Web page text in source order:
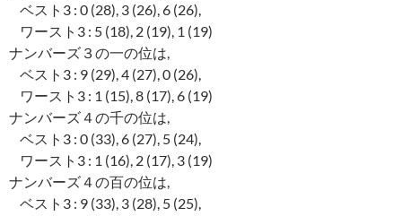
ベスト3 : 0 (28), 3 (26), 6 (26),
ワースト3 : 5 (18), 2 (19), 1 (19)
ナンバーズ３の一の位は,
ベスト3 : 9 (29), 4 (27), 0 (26),
ワースト3 : 1 (15), 8 (17), 6 (19)
ナンバーズ４の千の位は,
ベスト3 : 0 (33), 6 (27), 5 (24),
ワースト3 : 1 (16), 2 (17), 3 (19)
ナンバーズ４の百の位は,
ベスト3 : 9 (33), 3 (28), 5 (25),